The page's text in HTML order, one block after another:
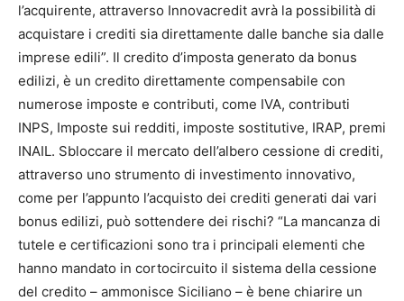
l’acquirente, attraverso Innovacredit avrà la possibilità di
acquistare i crediti sia direttamente dalle banche sia dalle
imprese edili”. Il credito d’imposta generato da bonus
edilizi, è un credito direttamente compensabile con
numerose imposte e contributi, come IVA, contributi
INPS, Imposte sui redditi, imposte sostitutive, IRAP, premi
INAIL. Sbloccare il mercato dell’albero cessione di crediti,
attraverso uno strumento di investimento innovativo,
come per l’appunto l’acquisto dei crediti generati dai vari
bonus edilizi, può sottendere dei rischi? “La mancanza di
tutele e certificazioni sono tra i principali elementi che
hanno mandato in cortocircuito il sistema della cessione
del credito – ammonisce Siciliano – è bene chiarire un